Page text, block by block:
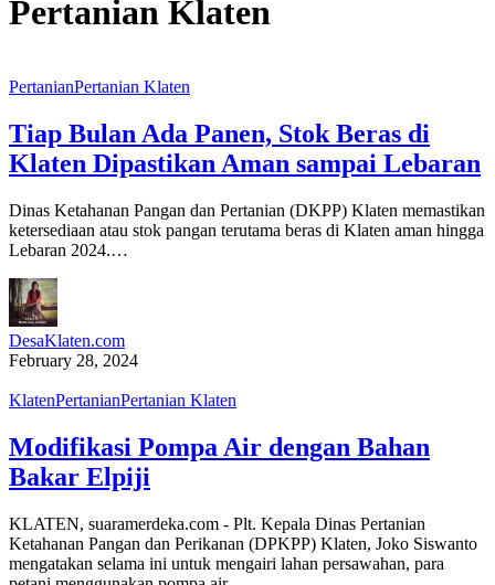
Pertanian Klaten
PertanianPertanian Klaten
Tiap Bulan Ada Panen, Stok Beras di
Klaten Dipastikan Aman sampai Lebaran
Dinas Ketahanan Pangan dan Pertanian (DKPP) Klaten memastikan
ketersediaan atau stok pangan terutama beras di Klaten aman hingga
Lebaran 2024.…
DesaKlaten.com
February 28, 2024
KlatenPertanianPertanian Klaten
Modifikasi Pompa Air dengan Bahan
Bakar Elpiji
KLATEN, suaramerdeka.com - Plt. Kepala Dinas Pertanian
Ketahanan Pangan dan Perikanan (DPKPP) Klaten, Joko Siswanto
mengatakan selama ini untuk mengairi lahan persawahan, para